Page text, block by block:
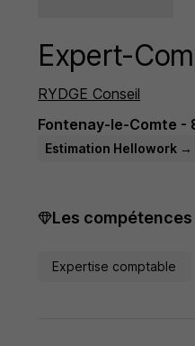
Expert-
RYDGE Conseil
Fontenay-le-Comte -
Estimation Hellowork
Les
Expertise comptable